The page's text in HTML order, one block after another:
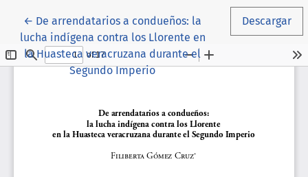
← Volver a los detalles del artículo
De arrendatarios a condueños: la
lucha indígena contra los Llorente en
la Huasteca veracruzana durante el
Segundo Imperio
Descargar